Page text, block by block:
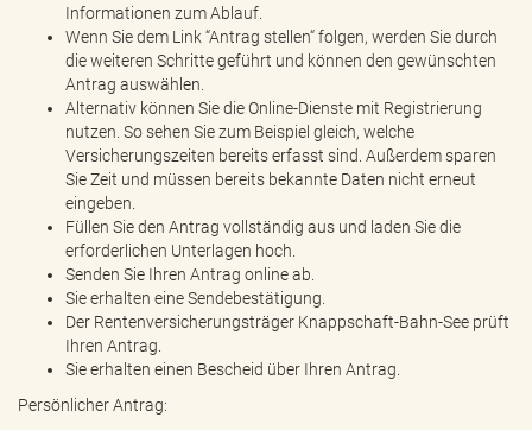
Informationen zum Ablauf.
Wenn Sie dem Link “Antrag stellen“ folgen, werden Sie durch
die weiteren Schritte geführt und können den gewünschten
Antrag auswählen.
Alternativ können Sie die Online-Dienste mit Registrierung
nutzen. So sehen Sie zum Beispiel gleich, welche
Versicherungszeiten bereits erfasst sind. Außerdem sparen
Sie Zeit und müssen bereits bekannte Daten nicht erneut
eingeben.
Füllen Sie den Antrag vollständig aus und laden Sie die
erforderlichen Unterlagen hoch.
Senden Sie Ihren Antrag online ab.
Sie erhalten eine Sendebestätigung.
Der Rentenversicherungsträger Knappschaft-Bahn-See prüft
Ihren Antrag.
Sie erhalten einen Bescheid über Ihren Antrag.
Persönlicher Antrag: